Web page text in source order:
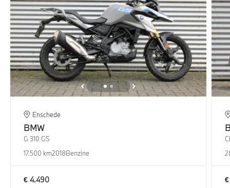
Enschede
BMW
G 310 GS
17.500 km2018Benzine
€ 4.490